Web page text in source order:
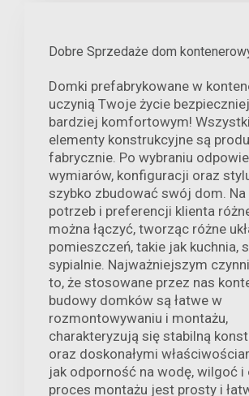
Dobre Sprzedaże dom
Domki prefabrykowane w
uczynią Twoje życie
bardziej komfortowym!
elementy konstrukcyjne są
fabrycznie. Po wybraniu
wymiarów, konfiguracji oraz
szybko zbudować swój dom.
potrzeb i preferencji klienta
można łączyć, tworząc różne
pomieszczeń, takie jak kuchnia,
sypialnie. Najważniejszym
to, że stosowane przez nas
budowy domków są łatwe w
rozmontowywaniu i montażu,
charakteryzują się stabilną
oraz doskonałymi
jak odporność na wodę, wilgoć i
proces montażu jest prosty i